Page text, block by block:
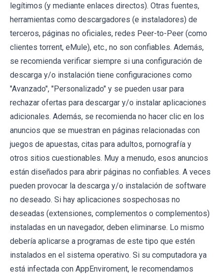
legítimos (y mediante enlaces directos). Otras fuentes,
herramientas como descargadores (e instaladores) de
terceros, páginas no oficiales, redes Peer-to-Peer (como
clientes torrent, eMule), etc., no son confiables. Además,
se recomienda verificar siempre si una configuración de
descarga y/o instalación tiene configuraciones como
"Avanzado", "Personalizado" y se pueden usar para
rechazar ofertas para descargar y/o instalar aplicaciones
adicionales. Además, se recomienda no hacer clic en los
anuncios que se muestran en páginas relacionadas con
juegos de apuestas, citas para adultos, pornografía y
otros sitios cuestionables. Muy a menudo, esos anuncios
están diseñados para abrir páginas no confiables. A veces
pueden provocar la descarga y/o instalación de software
no deseado. Si hay aplicaciones sospechosas no
deseadas (extensiones, complementos o complementos)
instaladas en un navegador, deben eliminarse. Lo mismo
debería aplicarse a programas de este tipo que estén
instalados en el sistema operativo. Si su computadora ya
está infectada con AppEnviroment, le recomendamos